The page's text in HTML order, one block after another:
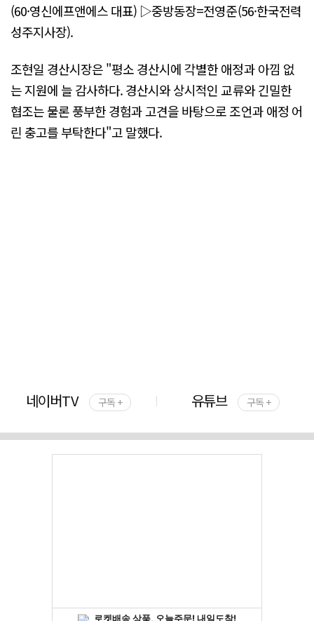
(60·영신에프앤에스 대표) ▷중방동장=전영준(56·한국전력
성주지사장).
조현일 경산시장은 "평소 경산시에 각별한 애정과 아낌 없
는 지원에 늘 감사하다. 경산시와 상시적인 교류와 긴밀한
협조는 물론 풍부한 경험과 고견을 바탕으로 조언과 애정 어
린 충고를 부탁한다"고 말했다.
네이버TV 구독 + 유튜브 구독 +